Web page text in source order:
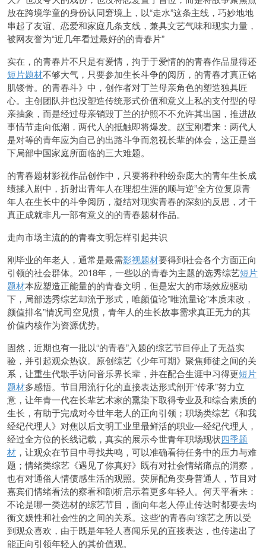
放在跨境学童的身份认同窘境上，以“走水”这条主线，巧妙地地
串起了友谊、恋爱和家庭几条支线，兼具文艺气味和现实力量，
被网友誉为“近几年看过最好的的青春片”
实在，的青春片不只是有爱情，拘于于爱情的的青春作品显得还
短片题材不够大气，只要参加生长斗争的阅历，的青春才真正铭
肌镂骨。的青春斗》中，创作者对丁兰母亲角色的塑造独具匠
心。主创团队并也没塑造传统形式价值和意义上私的支付型的母
亲抽象，而是经过母亲销毁丁兰的护照不不允许其出国，推进故
事情节走向低潮，两代人的抵触即将爆发。赵宝刚看来：两代人
是对等的青年应为自己的出路斗争而忽视长辈的体会，这正是当
下局部中国家庭所面临的三大难题。
的青春题材影视作品创作中，只要将种种纷杂庞大的青年生长成
绩揉入剧中，折射出青年人在理想生涯的顺与逆”全方位复原青
年人在生长中的斗争阅历，凝结对现实青春的深刻的反思，才干
真正成就非凡一部有意义的的青春题材作品。
走向市场主流的的青春文明怎样引起共识
刚毕业的年老人，通常是最需影视题材要得到社会各个方面正向
引领的社会群体。2018年，一些以的青春为主题的选秀综艺短片
题材本应塑造正能量的的青春文明，但是宏大的市场效应驱动
下，局部选秀综艺却流于形式，唯颜值论”唯流量论”本质未改，
颜值排名”情况司空见惯，青年人的生长故事需求真正无力的其
价值内核作为资源优势。
固然，近期也有一批以“的青春”入题的综艺节目停止了无益实
验，并引起观众热议。原创综艺《少年可期》聚焦师徒之间的关
系，让重生代歌手访问音乐界长辈，并在配合生涯中习得更短片
题材多感悟。节目用流行化的直接表达形式剖开“传承”努力立
意，让年青一代在长辈艺术家的熏染下取得专业及和综合素质的
生长，有助于完成对今世年老人的正向引领；职场类综艺《和我
经纪代理人》对焦以后文明工业里最鲜活的职业—经纪代理人，
经过全方位的长线记载，真实的展示今世青年职场现状四季题
材 ，让观众在节目中寻找共鸣，可以准确看待任务中的压力与难
题；情绪类综艺《遇见了你真好》既有对社会情绪痛点的洞察，
也有对通俗人情债感生活的观照。荧屏配角变身普通人，节目对
嘉宾们情绪看法的察看和剖析启示着更多年轻人。何天平看来：
不论是哪一类选材的综艺节目，面向年老人停止传达时都要去均
衡文娱性和社会性的之间的关系。这些‘的青春向’综艺之所以受
到观众喜欢，由于既是年轻人喜闻乐见的直接表达，也传递出了
能正向引领年轻人的其价值观。